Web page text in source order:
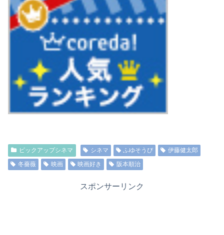
ピックアップシネマ シネマ ふゆそうび
伊藤健太郎
冬薔薇
映画 映画好き 阪本順治
スポンサーリンク